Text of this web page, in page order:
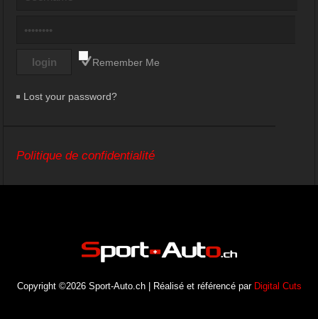
Remember Me
Lost your password?
Politique de confidentialité
Copyright ©2026 Sport-Auto.ch | Réalisé et référencé par Digital Cuts